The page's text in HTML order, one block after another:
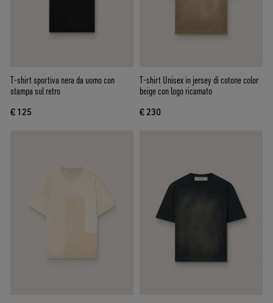
T-shirt sportiva nera da uomo con
stampa sul retro
€ 125
T-shirt Unisex in jersey di cotone color
beige con logo ricamato
€ 230